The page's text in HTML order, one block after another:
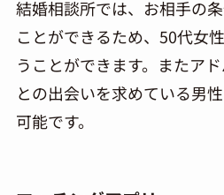
結婚相談所では、お相手の
ことができるため、50代女
うことができます。またア
との出会いを求めている男
可能です。